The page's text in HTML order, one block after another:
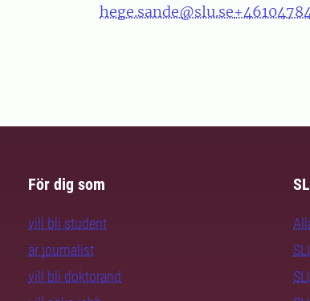
hege.sande@slu.se
För dig som
vill bli student
är journalist
vill bli doktorand